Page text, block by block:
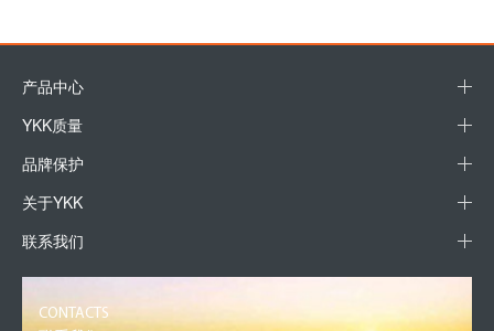
产品中心
YKK质量
品牌保护
关于YKK
联系我们
CONTACTS